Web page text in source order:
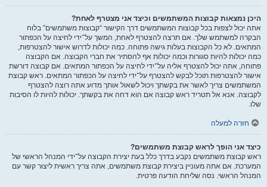
היכן נמצאות קבוצות המשתמשים וכיצד אני מצטרף לאחת?
אתה יכול לצפות בכל קבוצות המשתמשים דרך הקישור “קבוצות משתמשים” בלוח
הבקרה למשתמש שלך. אם תרצה להצטרף לאחת, המשך על־ידי לחיצה על הכפתור
המתאים. לא כל הקבוצות בעלות גישה פתוחה. כמה יכולות לדרוש אישור להצטרפות,
כמה יכולות להיות סגורות וכמה יכולות אף להסתיר את חברי הקבוצה. אם הקבוצה
פתוחה, אתה יכול להצטרף אליה על־ידי לחיצה על הכפתור המתאים. אם קבוצה דורשת
אישור להצטרפות תוכל לבקש להצטרף על־ידי לחיצה על הכפתור המתאים. ראש קבוצת
המשתמשים צריך לאשר את בקשתך ויכול לשאול אותך מדוע אתה רוצה להצטרף
לקבוצה. אנא אל תטריד ראש קבוצה אם הוא דחה את בקשתך. יכולות להיות לו הסיבות
שלו.
חזרה למעלה
כיצד אני הופך לראש קבוצת משתמשים?
ראש קבוצת משתמשים נקבע בדרך כלל בעת יצירת הקבוצה על־ידי המנהל הראשי של
המערכת. אם אתה מעוניין ביצירת קבוצת משתמשים, אתה צריך ראשית ליצור קשר עם
המנהל הראשי. נסה שליחת הודעה פרטית.